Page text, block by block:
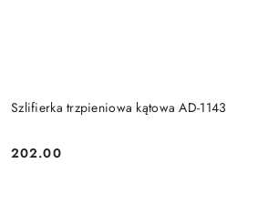
Szlifierka trzpieniowa kątowa AD-1143
Cena:
202.00